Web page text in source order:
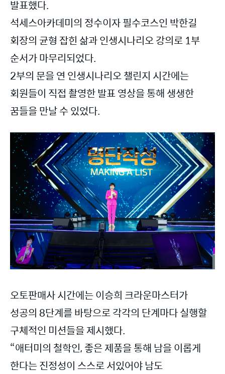
발표했다.
석세스아카데미의 정수이자 필수코스인 박한길
회장의 균형 잡힌 삶과 인생시나리오 강의로 1부
순서가 마무리되었다.
2부의 문을 연 인생시나리오 챌린지 시간에는
회원들이 직접 촬영한 발표 영상을 통해 생생한
꿈들을 만날 수 있었다.
오토판매사 시간에는 이승희 크라운마스터가
성공의 8단계를 바탕으로 각각의 단계마다 실행할
구체적인 미션들을 제시했다.
“애터미의 철학인, 좋은 제품을 통해 남을 이롭게
한다는 진정성이 스스로 서있어야 남도